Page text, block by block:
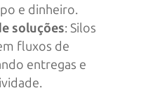
e dinheiro.
soluções: Silos
fluxos de
entregas e